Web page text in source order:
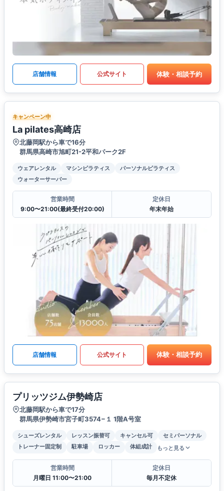
店舗情報 公式サイト 体験・相談予約
キャンペーン中
La pilates高崎店
北藤岡駅から車で16分
群馬県高崎市旭町21-2平和パーク2F
ウェアレンタル マシンピラティス
パーソナルピラティス
ウォーターサーバー
営業時間
9:00〜21:00(最終受付20:00)
定休日
年末年始
店舗情報 公式サイト 体験・相談予約
プリッツジム伊勢崎店
北藤岡駅から車で17分
群馬県伊勢崎市宮子町3574−１ 1階A号室
シューズレンタル レッスン振替可 キャンセル可
セミパーソナル
トレーナー固定制
駐車場 ロッカー 体組成計 もっと見る
営業時間
月曜日 11:00〜21:00
定休日
毎月不定休